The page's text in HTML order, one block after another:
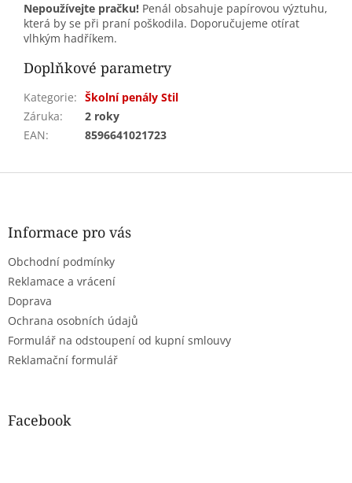
Nepoužívejte pračku! Penál obsahuje papírovou výztuhu,
která by se při praní poškodila. Doporučujeme otírat
vlhkým hadříkem.
Doplňkové parametry
Kategorie: Školní penály Stil
Záruka:
2 roky
EAN: 8596641021723
Z
Informace pro vás
Obchodní podmínky
Reklamace a vrácení
Doprava
Ochrana osobních údajů
Formulář na odstoupení od kupní smlouvy
Reklamační formulář
Facebook